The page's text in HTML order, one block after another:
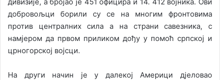
добровољци борили су се на многим фронтовима
против централних сила а на страни савезника, с
намјером да првом приликом дођу у помоћ српској и
црногорској војсци.
На други начин је у далекој Америци дјеловао